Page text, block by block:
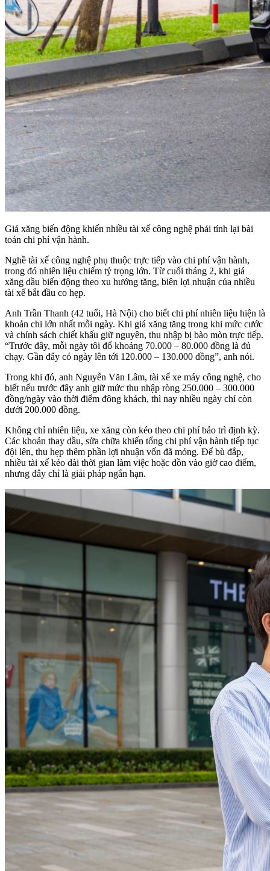
Giá xăng biến động khiến nhiều tài xế công nghệ phải tính lại bài
toán chi phí vận hành.
Nghề tài xế công nghệ phụ thuộc trực tiếp vào chi phí vận hành,
trong đó nhiên liệu chiếm tỷ trọng lớn. Từ cuối tháng 2, khi giá
xăng dầu biến động theo xu hướng tăng, biên lợi nhuận của nhiều
tài xế bắt đầu co hẹp.
Anh Trần Thanh (42 tuổi, Hà Nội) cho biết chi phí nhiên liệu hiện là
khoản chi lớn nhất mỗi ngày. Khi giá xăng tăng trong khi mức cước
và chính sách chiết khấu giữ nguyên, thu nhập bị bào mòn trực tiếp.
“Trước đây, mỗi ngày tôi đổ khoảng 70.000 – 80.000 đồng là đủ
chạy. Gần đây có ngày lên tới 120.000 – 130.000 đồng”, anh nói.
Trong khi đó, anh Nguyễn Văn Lâm, tài xế xe máy công nghệ, cho
biết nếu trước đây anh giữ mức thu nhập ròng 250.000 – 300.000
đồng/ngày vào thời điểm đông khách, thì nay nhiều ngày chỉ còn
dưới 200.000 đồng.
Không chỉ nhiên liệu, xe xăng còn kéo theo chi phí bảo trì định kỳ.
Các khoản thay dầu, sửa chữa khiến tổng chi phí vận hành tiếp tục
đội lên, thu hẹp thêm phần lợi nhuận vốn đã mỏng. Để bù đắp,
nhiều tài xế kéo dài thời gian làm việc hoặc dồn vào giờ cao điểm,
nhưng đây chỉ là giải pháp ngắn hạn.